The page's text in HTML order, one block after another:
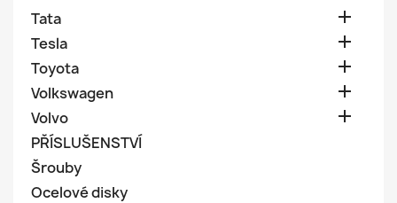
Tata 
Tesla 
Toyota 
Volkswagen 
Volvo 
PŘÍSLUŠENSTVÍ
Šrouby
Ocelové disky